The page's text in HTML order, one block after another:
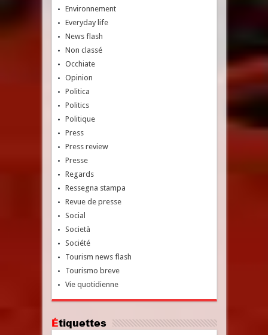
Environnement
Everyday life
News flash
Non classé
Occhiate
Opinion
Politica
Politics
Politique
Press
Press review
Presse
Regards
Ressegna stampa
Revue de presse
Social
Società
Société
Tourism news flash
Tourismo breve
Vie quotidienne
Étiquettes